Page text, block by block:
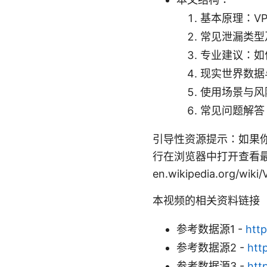
基本原理：
常见泄漏类
专业建议：
现实世界数
使用场景与
常见问题解答
引导性资源提示：如果
行在浏览器中打开查
en.wikipedia.org/wiki/
本视频的相关资料链接
参考数据源1 -
参考数据源2 -